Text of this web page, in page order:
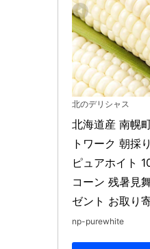
北のデリシャス
北海道産 南幌
トワーク 朝採
ピュアホイト
コーン 残暑見
ゼント お取り
np-purewhite